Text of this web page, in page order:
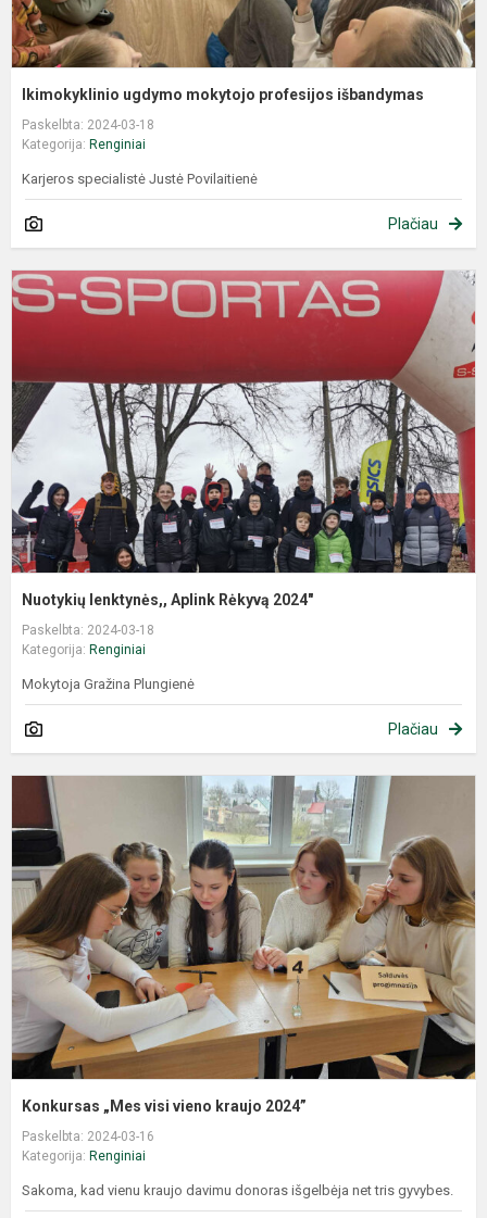
Ikimokyklinio ugdymo mokytojo profesijos išbandymas
Paskelbta: 2024-03-18
Kategorija: Renginiai
Karjeros specialistė Justė Povilaitienė
Plačiau
Nuotykių lenktynės,, Aplink Rėkyvą 2024"
Paskelbta: 2024-03-18
Kategorija: Renginiai
Mokytoja Gražina Plungienė
Plačiau
Konkursas „Mes visi vieno kraujo 2024”
Paskelbta: 2024-03-16
Kategorija: Renginiai
Sakoma, kad vienu kraujo davimu donoras išgelbėja net tris gyvybes.